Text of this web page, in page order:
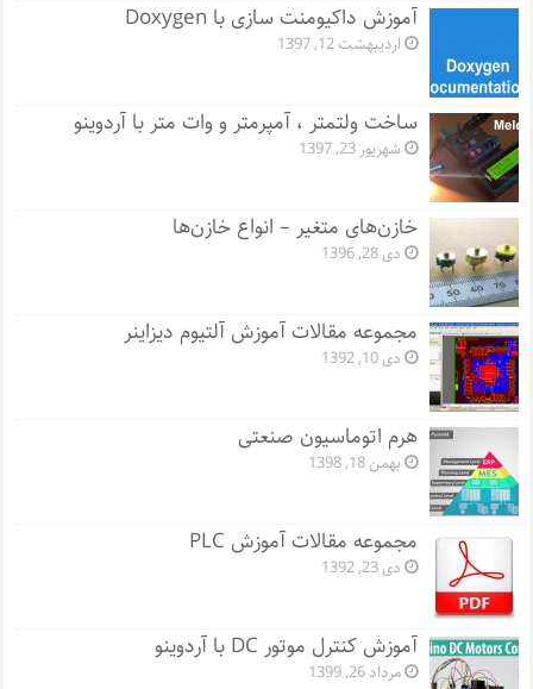
آموزش داکیومنت سازی با Doxygen
اردیبهشت 12, 1397
ساخت ولتمتر ، آمپرمتر و وات متر با آردوینو
شهریور 23, 1397
خازن‌های متغیر – انواع خازن‌ها
دی 28, 1396
مجموعه مقالات آموزش آلتیوم دیزاینر
دی 10, 1392
هرم اتوماسیون صنعتی
بهمن 18, 1398
مجموعه مقالات آموزش PLC
دی 23, 1392
آموزش کنترل موتور DC با آردوینو
مرداد 26, 1399